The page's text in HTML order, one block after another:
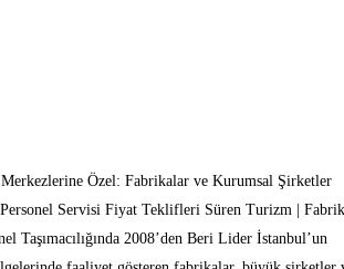
Özel: Fabrikalar ve Kurumsal Şirketler
Servisi Fiyat Teklifleri Süren Turizm |
Taşımacılığında 2008’den Beri Lider İstanbul’un